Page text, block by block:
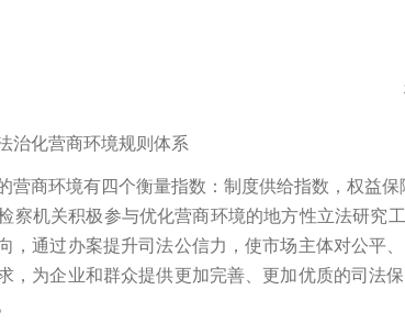
治化营商环境规则体系
环境有四个衡量指数：制度供给指数，权益保障
关积极参与优化营商环境的地方性立法研究工
，通过办案提升司法公信力，使市场主体对公平
，为企业和群众提供更加完善、更加优质的司法